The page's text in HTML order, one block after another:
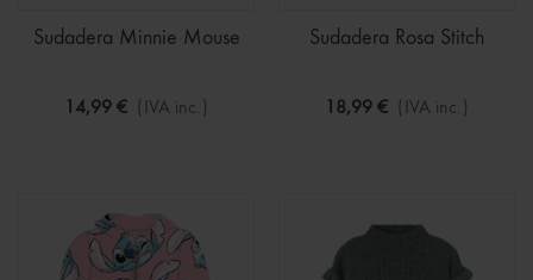
Sudadera Minnie Mouse
14,99 € (IVA inc.)
Sudadera Rosa Stitch
18,99 € (IVA inc.)